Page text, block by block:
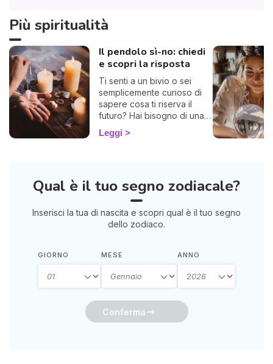
Più spiritualità
Il pendolo sì-no: chiedi
e scopri la risposta
Ti senti a un bivio o sei
semplicemente curioso di
sapere cosa ti riserva il
futuro? Hai bisogno di una
risposta chiara? Allora sei
nel posto giusto! Ti invito a
risposte affermative o
negative. Che tu sia alle
prime armi o già un devoto,
potrebbe illuminarti in modo
Leggi
Qual è il tuo segno zodiacale?
Inserisci la tua di nascita e scopri qual è il tuo segno
dello zodiaco.
GIORNO MESE ANNO
Conferma